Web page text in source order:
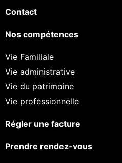
Contact
Nos compétences
Vie Familiale
Vie administrative
Vie du patrimoine
Vie professionnelle
Régler une facture
Prendre rendez-vous